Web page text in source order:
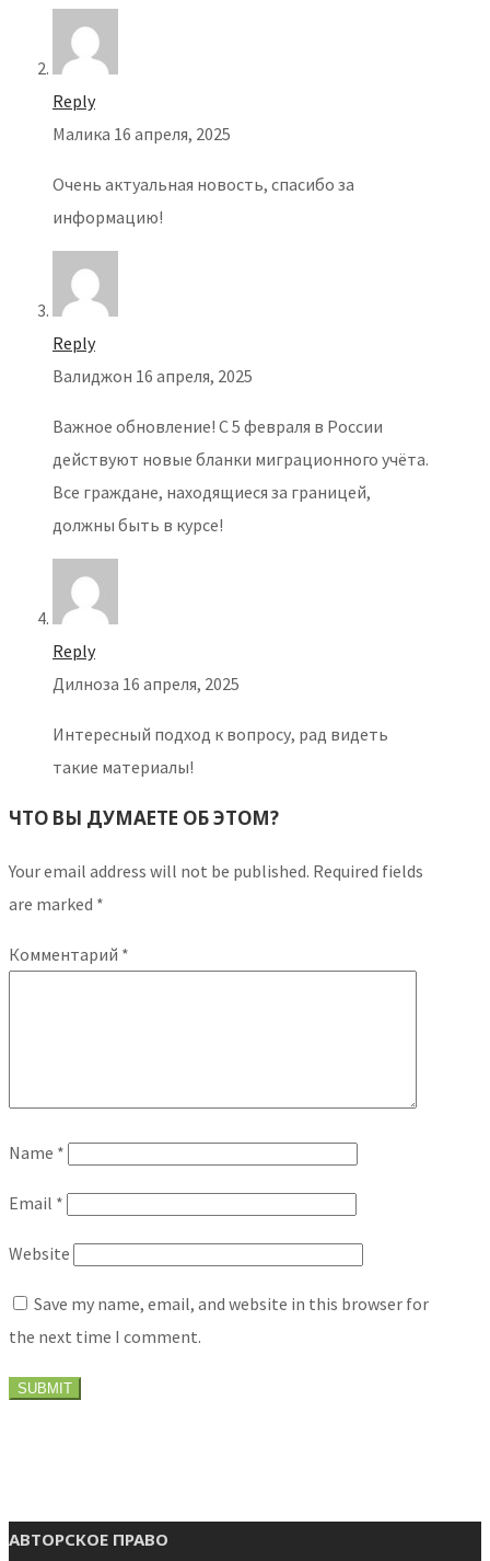
Reply
Малика 16 апреля, 2025
Очень актуальная новость, спасибо за
информацию!
Reply
Валиджон 16 апреля, 2025
Важное обновление! С 5 февраля в России
действуют новые бланки миграционного учёта.
Все граждане, находящиеся за границей,
должны быть в курсе!
Reply
Дилноза 16 апреля, 2025
Интересный подход к вопросу, рад видеть
такие материалы!
ЧТО ВЫ ДУМАЕТЕ ОБ ЭТОМ?
Your email address will not be published. Required fields
are marked *
Комментарий *
Name *
Email *
Website
Save my name, email, and website in this browser for
the next time I comment.
АВТОРСКОЕ ПРАВО